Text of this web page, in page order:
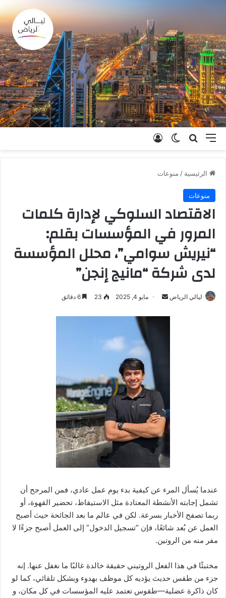
القائمة بحث عنالوضع المظلم
الرئيسية / منوعات
منوعات
الاقتصاد السلوكي لإدارة كلمات
المرور في المؤسسات بقلم:
“نيريش سوامي”، محلل المؤسسة
لدى شركة “مانيج إنجن”
ليالي الرياض
ا
ل
ك
ت
ر
و
ي
ا
مايو 4, 2025 23
عندما يُسأل المرء عن كيفية بدء يوم عمل عادي، فمن المرجح أن
تشمل إجابته الأنشطة المعتادة مثل الاستيقاظ، تحضير القهوة، أو
ربما تصفح الأخبار بسرعة. لكن في عالم ما بعد الجائحة حيث أصبح
العمل عن بُعد شائعًا، فإن “تسجيل الدخول” إلى العمل أصبح جزءًا لا
مفر منه من الروتين.
مختبئًا في هذا الفعل الروتيني حقيقة خالدة غالبًا ما نغفل عنها. إنه
جزء من طقس حديث يؤديه كل موظف بهدوء وبشكل تلقائي، كما لو
كان ذاكرة عضلية—طقوس تعتمد عليه المؤسسات في كل مكان، و